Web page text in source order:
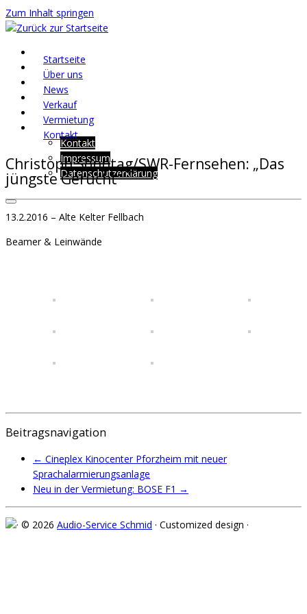
Zum Inhalt springen
Startseite
Über uns
News
Verkauf
Vermietung
Kontakt
Kontakt
Impressum
Datenschutzerklärung
Christoph Sonntag/SWR-Fernsehen: „Das
jüngste Gerücht“
13.2.2016 – Alte Kelter Fellbach
Beamer & Leinwände
Beitragsnavigation
← Cineplex Kinocenter Pforzheim mit neuer
Sprachalarmierungsanlage
Neu in der Vermietung: BOSE F1 →
· © 2026 Audio-Service Schmid · Customized design ·